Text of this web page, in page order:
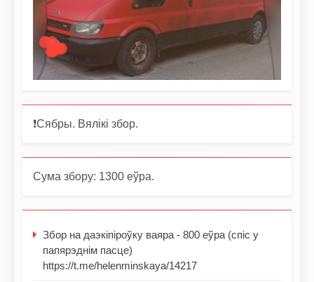
❗️Сябры. Вялікі збор.
Сума збору: 1300 еўра.
Збор на даэкіпіроўку ваяра - 800 еўра (спіс у
папярэднім пасце)
https://t.me/helenminskaya/14217